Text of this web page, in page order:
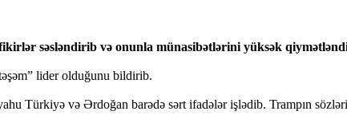
səsləndirib və onunla münasibətlərini yüksək
lider olduğunu bildirib.
Türkiyə və Ərdoğan barədə sərt ifadələr işlədib. Trampın